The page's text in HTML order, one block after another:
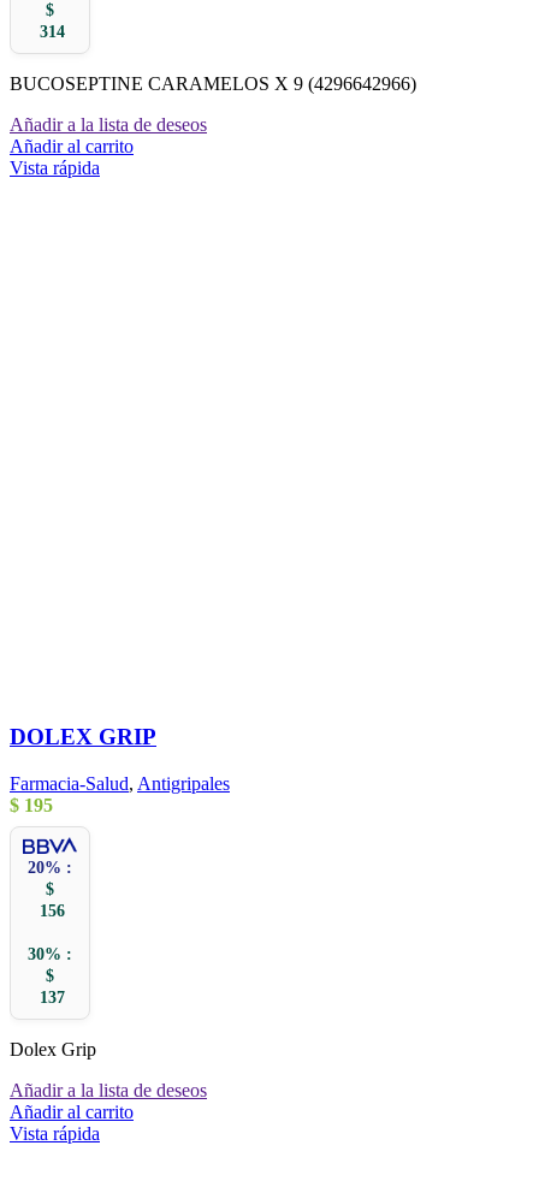
$
314
BUCOSEPTINE CARAMELOS X 9 (4296642966)
Añadir a la lista de deseos
Añadir al carrito
Vista rápida
DOLEX GRIP
Farmacia-Salud, Antigripales
$ 195
20% :
$
156
30% :
$
137
Dolex Grip
Añadir a la lista de deseos
Añadir al carrito
Vista rápida